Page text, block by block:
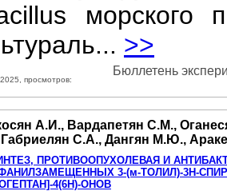
морского
>>
просмотров:
Бюллетень
А.И., Вардапетян С.М.,
С.А., Дангян М.Ю.,
ПРОТИВООПУХОЛЕВАЯ И
3-(м-ТОЛИЛ)-3Н-
4(6Н)-ОНОВ